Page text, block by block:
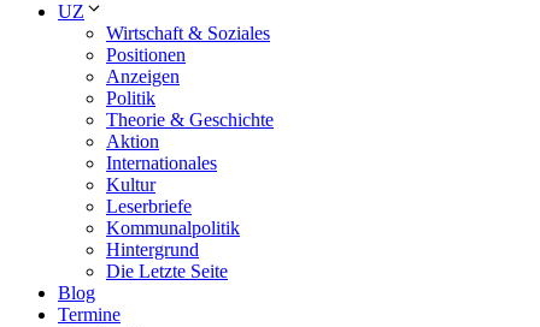
UZ
Wirtschaft & Soziales
Positionen
Anzeigen
Politik
Theorie & Geschichte
Aktion
Internationales
Kultur
Leserbriefe
Kommunalpolitik
Hintergrund
Die Letzte Seite
Blog
Termine